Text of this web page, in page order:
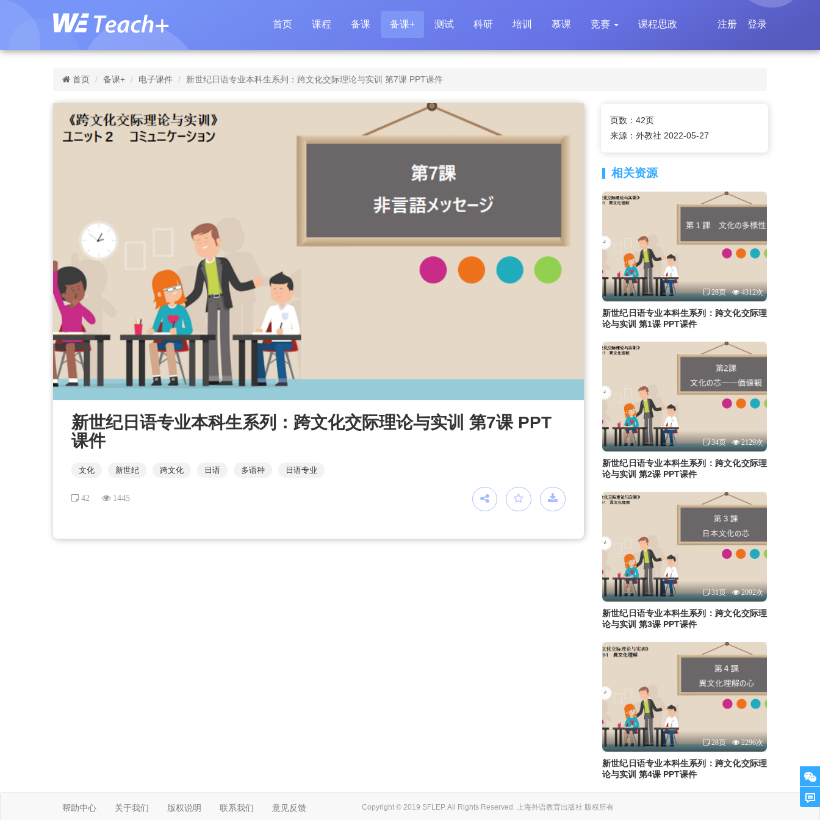
首页 课程 备课 备课+ 测试 科研 培训 慕课 竞赛 课程思政 登录
注册
首页 备课+ 电子课件 新世纪日语专业本科生系列：跨文化交际理论与实训 第7课 PPT课件
新世纪日语专业本科生系列：跨文化交际理论与实训 第7课 PPT
课件
文化 新世纪 跨文化 日语 多语种 日语专业
42 1445
页数：42页
来源：外教社 2022-05-27
相关资源
28页 4312次
新世纪日语专业本科生系列：跨文化交际理
论与实训 第1课 PPT课件
34页 2129次
新世纪日语专业本科生系列：跨文化交际理
论与实训 第2课 PPT课件
31页 2092次
新世纪日语专业本科生系列：跨文化交际理
论与实训 第3课 PPT课件
28页 2296次
新世纪日语专业本科生系列：跨文化交际理
论与实训 第4课 PPT课件
帮助中心 关于我们 版权说明 联系我们 意见反馈 Copyright © 2019 SFLEP. All Rights Reserved. 上海外语教育出版社 版权所有